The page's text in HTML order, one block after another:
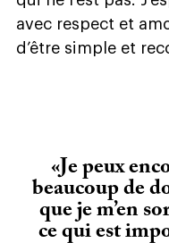
avec respect et
d’être simple et
«Je peux
beaucoup de
que je m’en
ce qui est